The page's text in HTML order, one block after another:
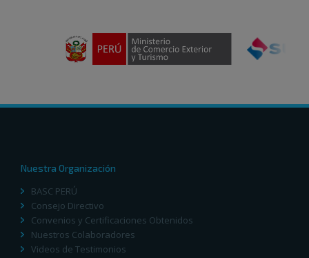
Nuestra Organización
BASC PERÚ
Consejo Directivo
Convenios y Certificaciones Obtenidos
Nuestros Colaboradores
Videos de Testimonios